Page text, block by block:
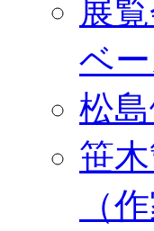
展
ベ
松
笹
（